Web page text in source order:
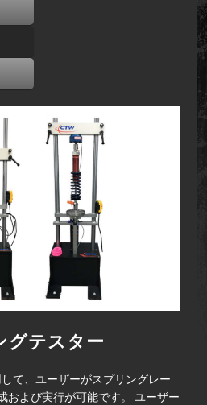
テスター
て、ユーザーがスプリングレー
および実行が可能です。 ユーザー